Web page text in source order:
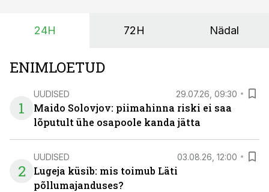
24H 72H Nädal
ENIMLOETUD
1
UUDISED 29.07.26, 09:30
Maido Solovjov: piimahinna riski ei saa
lõputult ühe osapoole kanda jätta
2
UUDISED 03.08.26, 12:00
Lugeja küsib: mis toimub Läti
põllumajanduses?